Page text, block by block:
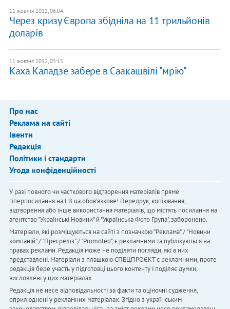
11 жовтня 2012, 06:04
Через кризу Європа збідніла на 11 трильйонів
доларів
11 жовтня 2012, 05:15
Каха Каладзе забере в Саакашвілі "мрію"
Про нас
Реклама на сайті
Івенти
Редакція
Політики і стандарти
Угода конфіденційності
У разі повного чи часткового відтворення матеріалів пряме
гіперпосилання на LB.ua обов'язкове! Передрук, копіювання,
відтворення або інше використання матеріалів, що містять посилання на
агентство "Українськi Новини" й "Українська Фото Група", заборонено.
Матеріали, які розміщуються на сайті з позначкою "Реклама" / "Новини
компаній" / "Пресреліз" / "Promoted", є рекламними та публікуються на
правах реклами. Редакція може не поділяти погляди, які в них
представлені. Матеріали з плашкою СПЕЦПРОЄКТ є рекламними, проте
редакція бере участь у підготовці цього контенту і поділяє думки,
висловлені у цих матеріалах.
Редакція не несе відповідальності за факти та оціночні судження,
оприлюднені у рекламних матеріалах. Згідно з українським